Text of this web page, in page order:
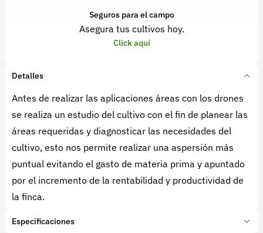
Seguros para el campo
Asegura tus cultivos hoy.
Click aquí
Detalles
Antes de realizar las aplicaciones áreas con los drones
se realiza un estudio del cultivo con el fin de planear las
áreas requeridas y diagnosticar las necesidades del
cultivo, esto nos permite realizar una aspersión más
puntual evitando el gasto de materia prima y apuntado
por el incremento de la rentabilidad y productividad de
la finca.
Especificaciones